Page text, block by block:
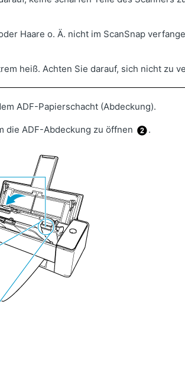
Haare o. Ä. nicht im ScanSnap
heiß. Achten Sie darauf, sich nicht zu
ADF-Papierschacht (Abdeckung).
die ADF-Abdeckung zu öffnen .